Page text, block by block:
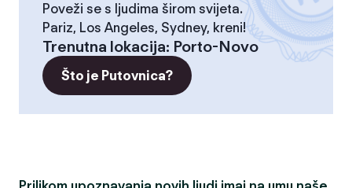
Poveži se s ljudima širom svijeta.
Pariz, Los Angeles, Sydney, kreni!
Trenutna lokacija: Porto-Novo
Što je Putovnica?